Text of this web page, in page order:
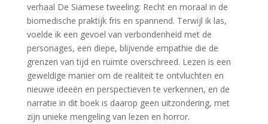
verhaal De Siamese tweeling: Recht en moraal in de
biomedische praktijk fris en spannend. Terwijl ik las,
voelde ik een gevoel van verbondenheid met de
personages, een diepe, blijvende empathie die de
grenzen van tijd en ruimte overschreed. Lezen is een
geweldige manier om de realiteit te ontvluchten en
nieuwe ideeën en perspectieven te verkennen, en de
narratie in dit boek is daarop geen uitzondering, met
zijn unieke mengeling van lezen en horror.